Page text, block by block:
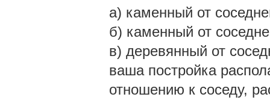
а) каменный от
б) каменный от
в) деревянный от
ваша постройка
отношению к соседу,